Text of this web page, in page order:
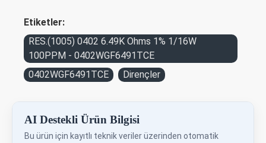
Etiketler:
RES.(1005) 0402 6.49K Ohms 1% 1/16W
100PPM - 0402WGF6491TCE
0402WGF6491TCE
Dirençler
AI Destekli Ürün Bilgisi
Bu ürün için kayıtlı teknik veriler üzerinden otomatik